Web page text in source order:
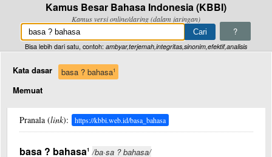
Kamus Besar Bahasa Indonesia (KBBI)
Kamus versi online/daring (dalam jaringan)
?
Bisa lebih dari satu, contoh: ambyar,terjemah,integritas,sinonim,efektif,analisis
Kata dasar basa ? bahasa1
Memuat
Pranala (link): https://kbbi.web.id/basa_bahasa
basa ? bahasa1 /ba·sa ? bahasa/